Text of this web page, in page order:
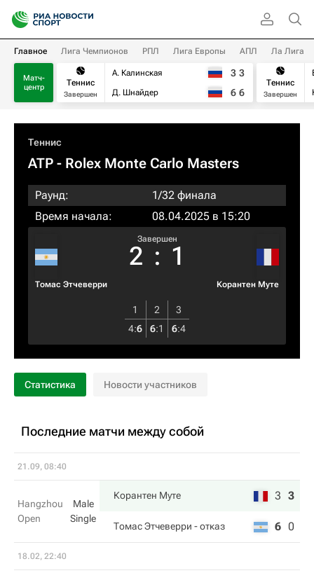
Главное Лига Чемпионов РПЛ Лига Европы АПЛ Ла Лига
Матч-
центр
Теннис
Завершен
А. Калинская
Д. Шнайдер
3 3
6 6
Теннис
Завершен
Теннис
ATP - Rolex Monte Carlo Masters
Раунд:
1/32 финала
Время начала:
08.04.2025 в 15:20
Томас Этчеверри
Завершен
2 : 1
Корантен Муте
1 2
3
4:6 6:1 6:4
Статистика Новости участников
Последние матчи между собой
21.09, 08:40
Hangzhou
Open
Male
Single
Корантен Муте 3 3
Томас Этчеверри - отказ 6 0
18.02, 22:40